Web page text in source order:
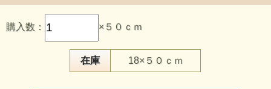
【品 番】p2191
【商品名】うすピーチスキン ペイズリープリント くすんだ
黄土・緑・藤色系
【価 格】600円＋消費税（50cm単位）
【素 材】ポリエステル：100％
購入数： ×５０ｃｍ
在庫 18×５０ｃｍ